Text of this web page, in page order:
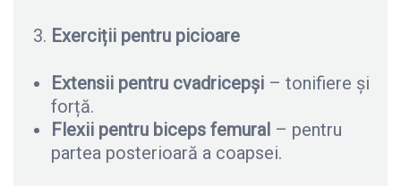
Exerciții pentru picioare
Extensii pentru cvadricepși – tonifiere și
forță.
Flexii pentru biceps femural – pentru
partea posterioară a coapsei.